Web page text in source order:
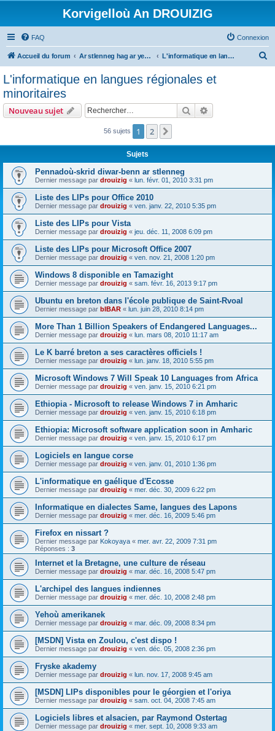
Korvigelloù An DROUIZIG
FAQ Connexion
Accueil du forum Ar stlenneg hag ar yezhoù bihan er bed a-bezh L'informatique en langues régionales et minoritaires
c
r
L'informatique en langues régionales et
minoritaires
Nouveau sujet Rechercher
56 sujets 1 2
Sujets
Pennadoù-skrid diwar-benn ar stlenneg
Dernier message par drouizig « lun. févr. 01, 2010 3:31 pm
Liste des LIPs pour Office 2010
Dernier message par drouizig « ven. janv. 22, 2010 5:35 pm
Liste des LIPs pour Vista
Dernier message par drouizig « jeu. déc. 11, 2008 6:09 pm
Liste des LIPs pour Microsoft Office 2007
Dernier message par drouizig « ven. nov. 21, 2008 1:20 pm
Windows 8 disponible en Tamazight
Dernier message par drouizig « sam. févr. 16, 2013 9:17 pm
Ubuntu en breton dans l'école publique de Saint-Rvoal
Dernier message par bIBAR « lun. juin 28, 2010 8:14 pm
More Than 1 Billion Speakers of Endangered Languages...
Dernier message par drouizig « lun. mars 08, 2010 11:17 am
Le K barré breton a ses caractères officiels !
Dernier message par drouizig « lun. janv. 18, 2010 5:55 pm
Microsoft Windows 7 Will Speak 10 Languages from Africa
Dernier message par drouizig « ven. janv. 15, 2010 6:21 pm
Ethiopia - Microsoft to release Windows 7 in Amharic
Dernier message par drouizig « ven. janv. 15, 2010 6:18 pm
Ethiopia: Microsoft software application soon in Amharic
Dernier message par drouizig « ven. janv. 15, 2010 6:17 pm
Logiciels en langue corse
Dernier message par drouizig « ven. janv. 01, 2010 1:36 pm
L'informatique en gaélique d'Ecosse
Dernier message par drouizig « mer. déc. 30, 2009 6:22 pm
Informatique en dialectes Same, langues des Lapons
Dernier message par drouizig « mer. déc. 16, 2009 5:46 pm
Firefox en nissart ?
Dernier message par Kokoyaya « mer. avr. 22, 2009 7:31 pm
Réponses : 3
Internet et la Bretagne, une culture de réseau
Dernier message par drouizig « mar. déc. 16, 2008 5:47 pm
L'archipel des langues indiennes
Dernier message par drouizig « mer. déc. 10, 2008 2:48 pm
Yehoù amerikanek
Dernier message par drouizig « mar. déc. 09, 2008 8:34 pm
[MSDN] Vista en Zoulou, c'est dispo !
Dernier message par drouizig « ven. déc. 05, 2008 2:36 pm
Fryske akademy
Dernier message par drouizig « lun. nov. 17, 2008 9:45 am
[MSDN] LIPs disponibles pour le géorgien et l'oriya
Dernier message par drouizig « sam. oct. 04, 2008 7:45 am
Logiciels libres et alsacien, par Raymond Ostertag
Dernier message par drouizig « mer. sept. 10, 2008 9:33 am